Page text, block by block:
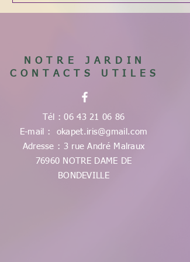
NOTRE JARDIN
CONTACTS UTILES
Tél : 06 43 21 06 86
E-mail : okapet.iris@gmail.com
Adresse : 3 rue André Malraux
76960 NOTRE DAME DE
BONDEVILLE